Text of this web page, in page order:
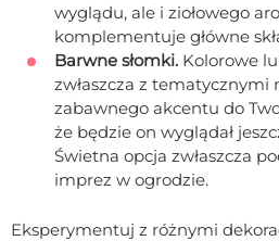
wyglądu, ale i ziołowego
komplementuje główne
Barwne słomki. Kolorowe
zwłaszcza z
zabawnego akcentu do
że będzie on wyglądał
Świetna opcja zwłaszcza
imprez w ogrodzie.
Eksperymentuj z różnymi